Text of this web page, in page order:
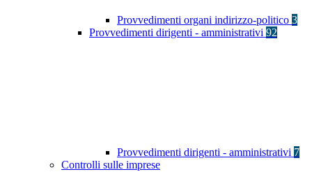
Provvedimenti organi indirizzo-politico 3
Provvedimenti dirigenti - amministrativi 92
Provvedimenti dirigenti - amministrativi 7
Controlli sulle imprese